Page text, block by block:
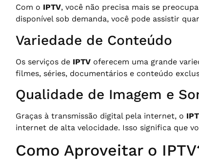
Com o IPTV, você não precisa mais se
disponível sob demanda, você pode assistir
Variedade de Conteúdo
Os serviços de IPTV oferecem uma grande
filmes, séries, documentários e conteúdo
Qualidade de Imagem e
Graças à transmissão digital pela internet, o
internet de alta velocidade. Isso significa que
Como Aproveitar o